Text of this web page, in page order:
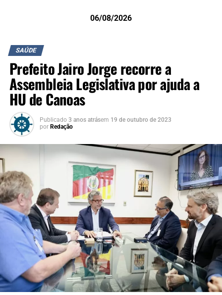
06/08/2026
SAÚDE
Prefeito Jairo Jorge recorre a
Assembleia Legislativa por ajuda a
HU de Canoas
Publicado 3 anos atrásem 19 de outubro de 2023
por Redação